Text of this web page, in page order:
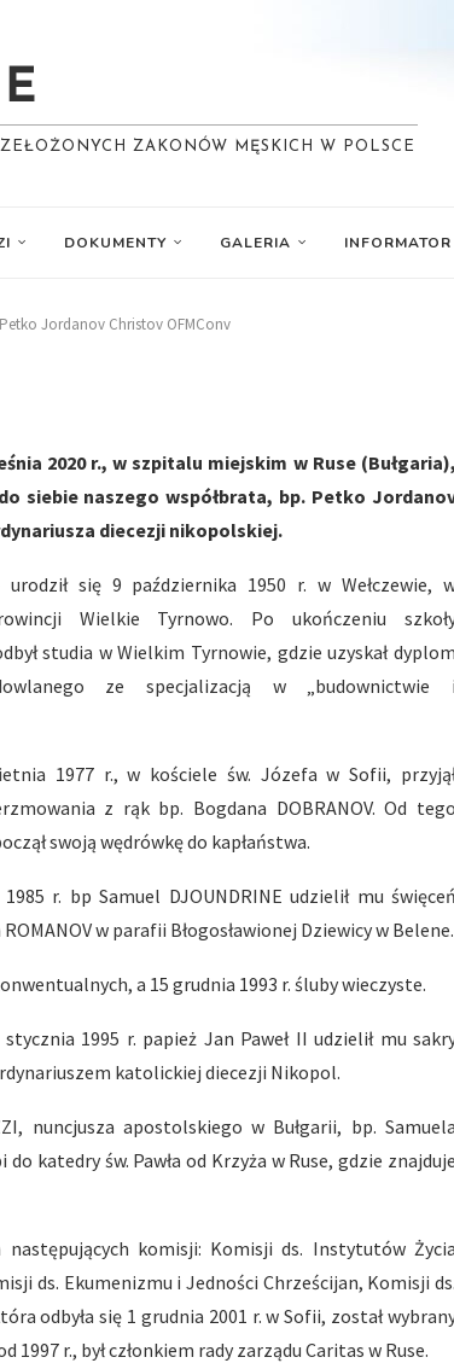
ZAKONÓW MĘSKICH W POLSCE
DOKUMENTY GALERIA INFORMATOR
Jordanov Christov OFMConv
2020 r., w szpitalu miejskim w Ruse
siebie naszego współbrata, bp. Petko
diecezji nikopolskiej.
urodził się 9 października 1950 r. w Wełczewie,
Wielkie Tyrnowo. Po ukończeniu
studia w Wielkim Tyrnowie, gdzie uzyskał dyplom
ze specjalizacją w „budownictwie i
1977 r., w kościele św. Józefa w Sofii,
z rąk bp. Bogdana DOBRANOV. Od tego
swoją wędrówkę do kapłaństwa.
r. bp Samuel DJOUNDRINE udzielił mu święceń
w parafii Błogosławionej Dziewicy w Belene.
a 15 grudnia 1993 r. śluby wieczyste.
1995 r. papież Jan Paweł II udzielił mu
katolickiej diecezji Nikopol.
nuncjusza apostolskiego w Bułgarii, bp. Samuela
katedry św. Pawła od Krzyża w Ruse, gdzie znajduje
następujących komisji: Komisji ds. Instytutów Życia
ds. Ekumenizmu i Jedności Chrześcijan, Komisji ds.
odbyła się 1 grudnia 2001 r. w Sofii, został
r., był członkiem rady zarządu Caritas w Ruse.